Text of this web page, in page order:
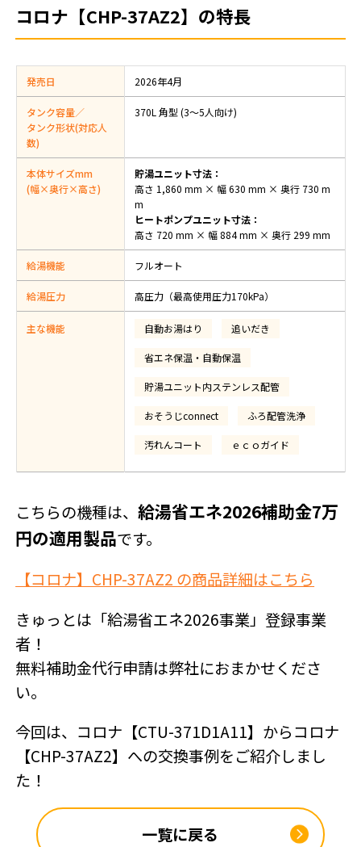
コロナ【CHP-37AZ2】の特長
発売日 2026年4月
タンク容量／
タンク形状(対応人
数)
370L 角型 (3〜5人向け)
本体サイズmm
(幅×奥行×高さ)
貯湯ユニット寸法：
高さ 1,860 mm × 幅 630 mm × 奥行 730 m
m
ヒートポンプユニット寸法：
高さ 720 mm × 幅 884 mm × 奥行 299 mm
給湯機能 フルオート
給湯圧力 高圧力（最高使用圧力170kPa）
主な機能 自動お湯はり 追いだき
省エネ保温・自動保温
貯湯ユニット内ステンレス配管
おそうじconnect ふろ配管洗浄
汚れんコート ｅｃｏガイド
こちらの機種は、給湯省エネ2026補助金7万
円の適用製品です。
【コロナ】CHP-37AZ2 の商品詳細はこちら
きゅっとは「給湯省エネ2026事業」登録事業
者！
無料補助金代行申請は弊社におまかせくださ
い。
今回は、コロナ【CTU-371D1A11】からコロナ
【CHP-37AZ2】への交換事例をご紹介しまし
た！
一覧に戻る